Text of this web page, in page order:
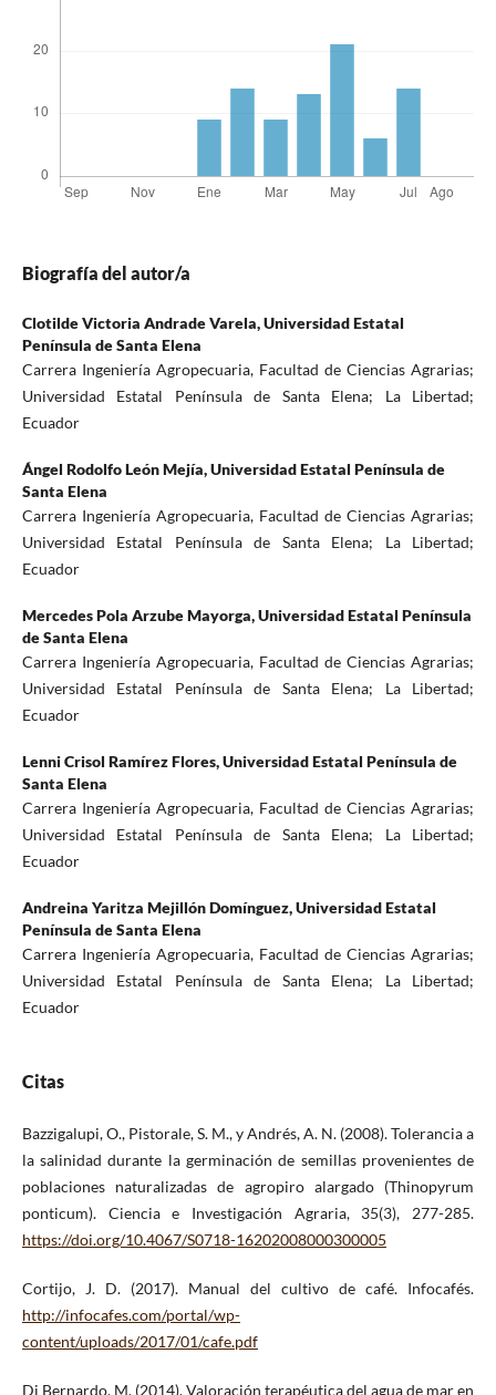
Biografía del autor/a
Clotilde Victoria Andrade Varela,Universidad Estatal
Península de Santa Elena
Carrera Ingeniería Agropecuaria, Facultad de Ciencias Agrarias;
Universidad Estatal Península de Santa Elena; La Libertad;
Ecuador
Ángel Rodolfo León Mejía,Universidad Estatal Península de
Santa Elena
Carrera Ingeniería Agropecuaria, Facultad de Ciencias Agrarias;
Universidad Estatal Península de Santa Elena; La Libertad;
Ecuador
Mercedes Pola Arzube Mayorga,Universidad Estatal Península
de Santa Elena
Carrera Ingeniería Agropecuaria, Facultad de Ciencias Agrarias;
Universidad Estatal Península de Santa Elena; La Libertad;
Ecuador
Lenni Crisol Ramírez Flores,Universidad Estatal Península de
Santa Elena
Carrera Ingeniería Agropecuaria, Facultad de Ciencias Agrarias;
Universidad Estatal Península de Santa Elena; La Libertad;
Ecuador
Andreina Yaritza Mejillón Domínguez,Universidad Estatal
Península de Santa Elena
Carrera Ingeniería Agropecuaria, Facultad de Ciencias Agrarias;
Universidad Estatal Península de Santa Elena; La Libertad;
Ecuador
Citas
Bazzigalupi, O., Pistorale, S. M., y Andrés, A. N. (2008). Tolerancia a
la salinidad durante la germinación de semillas provenientes de
poblaciones naturalizadas de agropiro alargado (Thinopyrum
ponticum). Ciencia e Investigación Agraria, 35(3), 277-285.
https://doi.org/10.4067/S0718-16202008000300005
Cortijo, J. D. (2017). Manual del cultivo de café. Infocafés.
http://infocafes.com/portal/wp-
content/uploads/2017/01/cafe.pdf
Di Bernardo, M. (2014). Valoración terapéutica del agua de mar en